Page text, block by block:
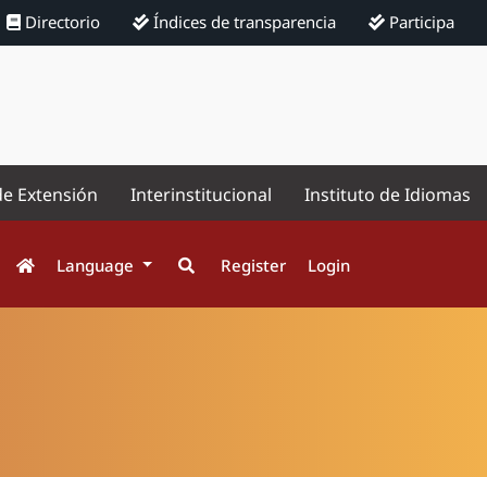
Directorio Índices de transparencia Participa
Extensión Interinstitucional Instituto de Idiomas
Language Register Login